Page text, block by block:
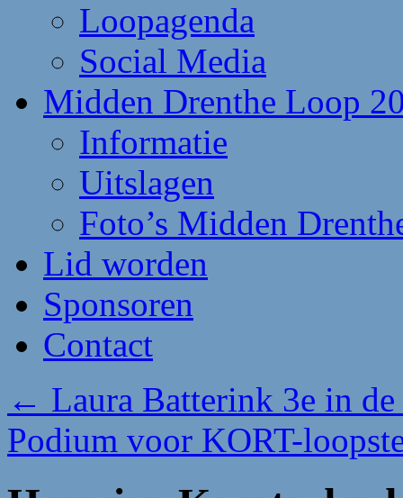
Loopagenda
Social Media
Midden Drenthe Loop
Informatie
Uitslagen
Foto’s Midden
Lid worden
Sponsoren
Contact
← Laura Batterink 3e in
Podium voor KORT-